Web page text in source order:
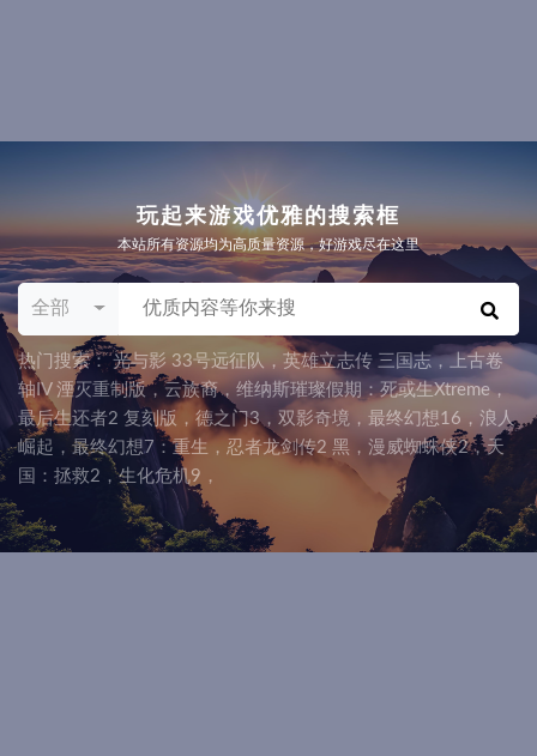
玩起来游戏优雅的搜索框
本站所有资源均为高质量资源，好游戏尽在这里
全部
热门搜索：光与影 33号远征队 ， 英雄立志传 三国志，上古卷
轴IV 湮灭重制版， 云族裔， 维纳斯璀璨假期：死或生Xtreme ，
最后生还者2 复刻版 ， 德之门3， 双影奇境 ， 最终幻想16 ， 浪人
崛起 ， 最终幻想7：重生 ， 忍者龙剑传2 黑 ， 漫威蜘蛛侠2，天
国：拯救2 ，生化危机9 ，